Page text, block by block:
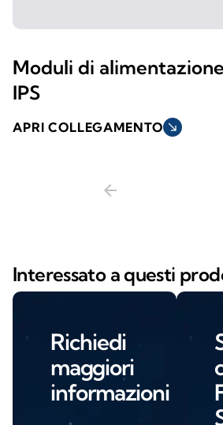
Moduli di alimentazione
IPS
APRI COLLEGAMENTO south_east
arrow_back
Interessato a questi
Richiedi
maggiori
informazioni